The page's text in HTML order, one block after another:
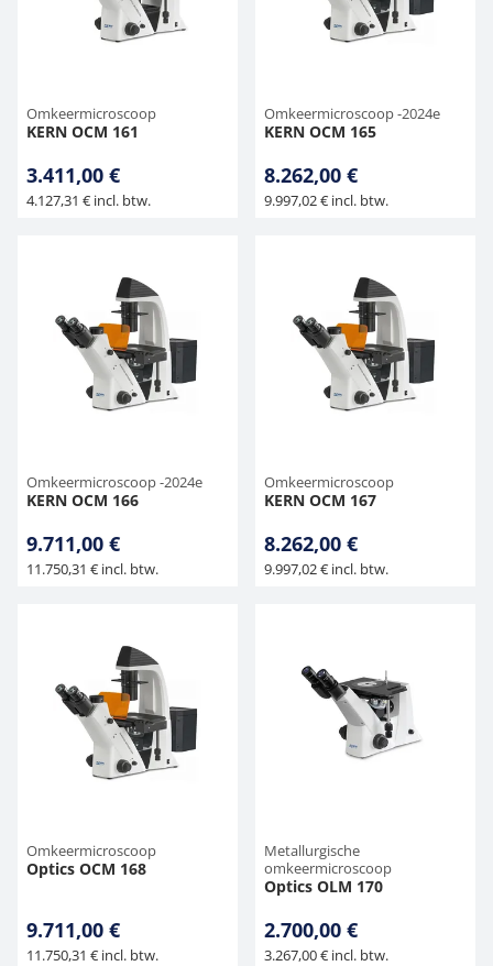
Omkeermicroscoop
KERN OCM 161
3.411,00 €
4.127,31 € incl. btw.
Omkeermicroscoop -2024e
KERN OCM 165
8.262,00 €
9.997,02 € incl. btw.
Omkeermicroscoop -2024e
KERN OCM 166
9.711,00 €
11.750,31 € incl. btw.
Omkeermicroscoop
KERN OCM 167
8.262,00 €
9.997,02 € incl. btw.
Omkeermicroscoop
Optics OCM 168
9.711,00 €
11.750,31 € incl. btw.
Metallurgische
omkeermicroscoop
Optics OLM 170
2.700,00 €
3.267,00 € incl. btw.
Hangende weegschalen
Orgelschalen
Weegschaal inclusief software
Spannings- en compressiebelastingcellen
Toepassingen voor experts
Newton-gewichten
Geluidsniveaumeter